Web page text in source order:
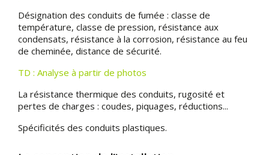
Désignation des conduits de fumée : classe de
température, classe de pression, résistance aux
condensats, résistance à la corrosion, résistance au feu
de cheminée, distance de sécurité.
TD : Analyse à partir de photos
La résistance thermique des conduits, rugosité et
pertes de charges : coudes, piquages, réductions...
Spécificités des conduits plastiques.